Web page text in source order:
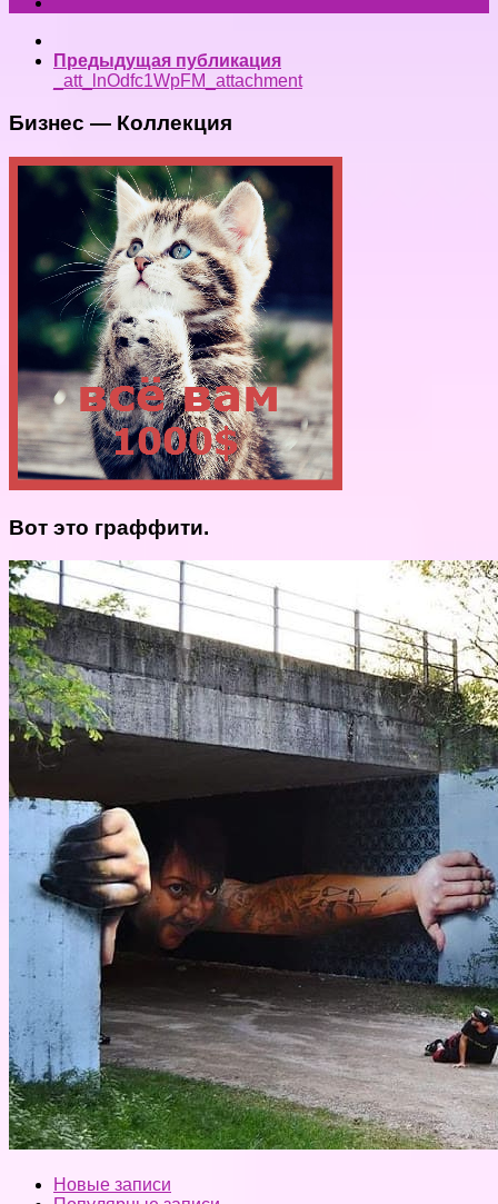
Предыдущая публикация
_att_lnOdfc1WpFM_attachment
Бизнес — Коллекция
Вот это граффити.
Новые записи